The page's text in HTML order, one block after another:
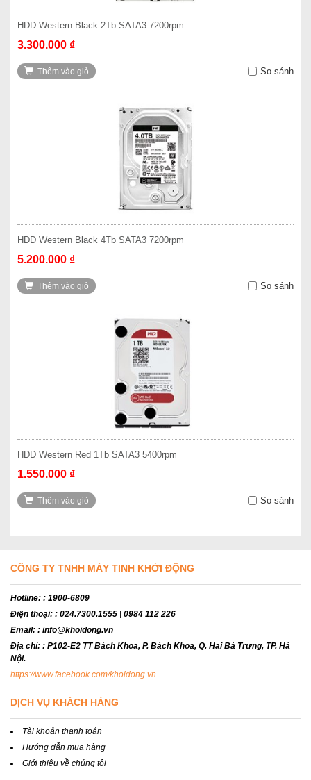
HDD Western Black 2Tb SATA3 7200rpm
3.300.000 ₫
Thêm vào giỏ So sánh
HDD Western Black 4Tb SATA3 7200rpm
5.200.000 ₫
Thêm vào giỏ So sánh
HDD Western Red 1Tb SATA3 5400rpm
1.550.000 ₫
Thêm vào giỏ So sánh
CÔNG TY TNHH MÁY TINH KHỞI ĐỘNG
Hotline: : 1900-6809
Điện thoại: : 024.7300.1555 | 0984 112 226
Email: : info@khoidong.vn
Địa chỉ: : P102-E2 TT Bách Khoa, P. Bách Khoa, Q. Hai Bà Trưng, TP. Hà
Nội.
https://www.facebook.com/khoidong.vn
DỊCH VỤ KHÁCH HÀNG
Tài khoản thanh toán
Hướng dẫn mua hàng
Giới thiệu về chúng tôi